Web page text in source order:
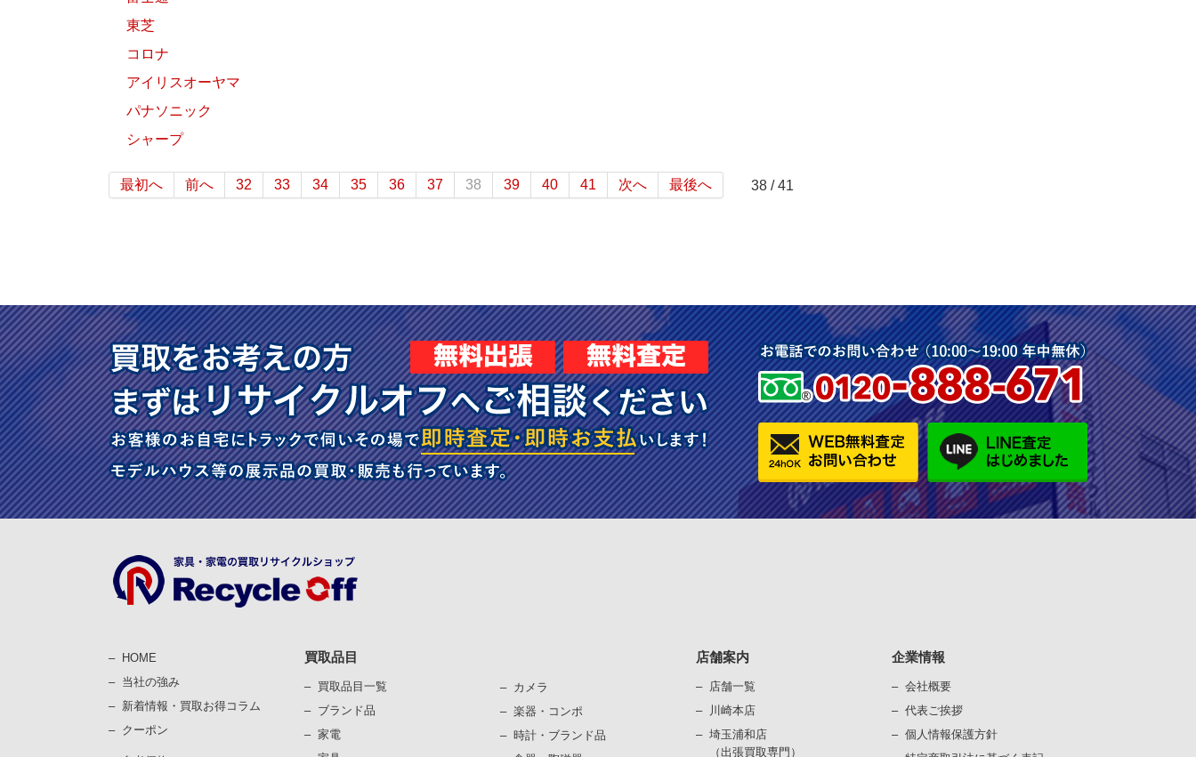
東芝
コロナ
アイリスオーヤマ
パナソニック
シャープ
38 / 41
最初へ 前へ 32 33 34 35 36 37 38 39 40 41 次へ 最後へ
HOME
当社の強み
新着情報・買取お得コラム
クーポン
買取品目
買取品目一覧
ブランド品
家電
カメラ
楽器・コンポ
時計・ブランド品
店舗案内
店舗一覧
川崎本店
埼玉浦和店
（出張買取専門）
企業情報
会社概要
代表ご挨拶
個⼈情報保護⽅針